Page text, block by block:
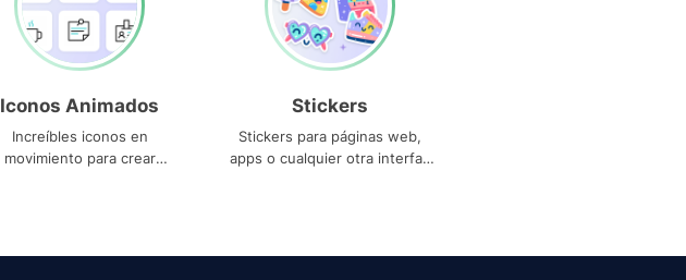
Iconos Animados
Increíbles iconos en
movimiento para crear
Stickers
Stickers para páginas web,
apps o cualquier otra interfaz